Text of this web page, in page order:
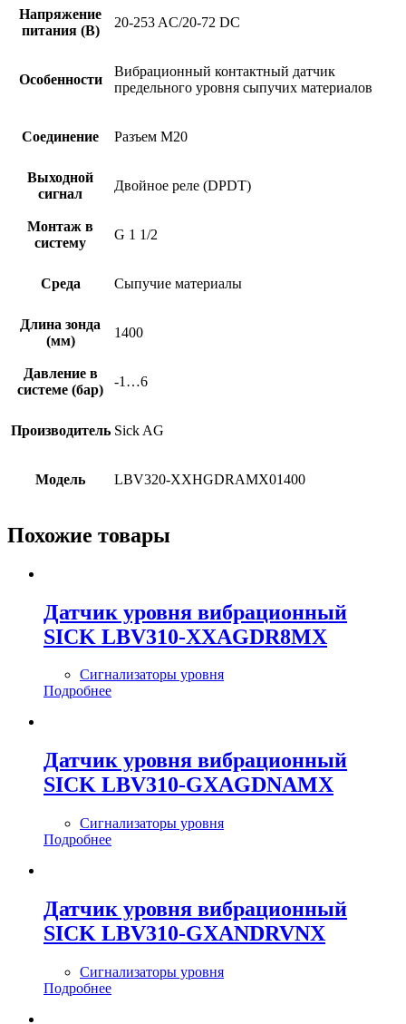
Напряжение
питания (В)
20-253 AC/20-72 DC
Особенности
Вибрационный контактный датчик
предельного уровня сыпучих материалов
Соединение Разъем M20
Выходной
сигнал
Двойное реле (DPDT)
Монтаж в
систему
G 1 1/2
Среда Сыпучие материалы
Длина зонда
(мм)
1400
Давление в
системе (бар)
-1…6
Производитель Sick AG
Модель LBV320-XXHGDRAMX01400
Похожие товары
Датчик уровня вибрационный
SICK LBV310-XXAGDR8MX
Сигнализаторы уровня
Подробнее
Датчик уровня вибрационный
SICK LBV310-GXAGDNAMX
Сигнализаторы уровня
Подробнее
Датчик уровня вибрационный
SICK LBV310-GXANDRVNX
Сигнализаторы уровня
Подробнее